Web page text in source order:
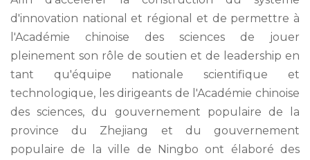
d'innovation national et régional et de permettre à
l'Académie chinoise des sciences de jouer
pleinement son rôle de soutien et de leadership en
tant qu'équipe nationale scientifique et
technologique, les dirigeants de l'Académie chinoise
des sciences, du gouvernement populaire de la
province du Zhejiang et du gouvernement
populaire de la ville de Ningbo ont élaboré des